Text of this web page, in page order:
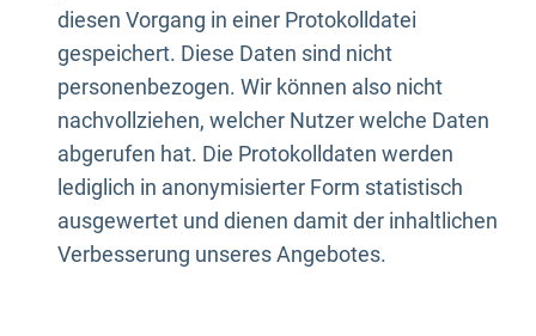
diesen Vorgang in einer Protokolldatei
gespeichert. Diese Daten sind nicht
personenbezogen. Wir können also nicht
nachvollziehen, welcher Nutzer welche Daten
abgerufen hat. Die Protokolldaten werden
lediglich in anonymisierter Form statistisch
ausgewertet und dienen damit der inhaltlichen
Verbesserung unseres Angebotes.